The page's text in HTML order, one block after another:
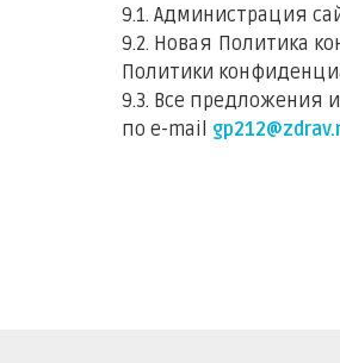
9.1. Администрация
9.2. Новая Политика
Политики
9.3. Все предложения
по e-mail